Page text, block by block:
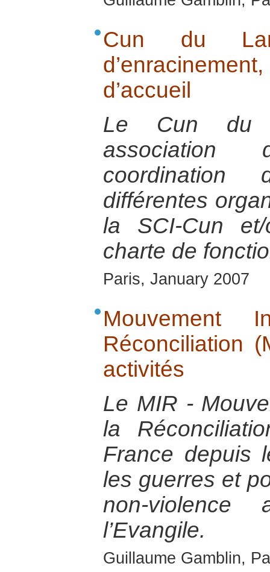
Cun du
d’accueil
Le Cun du
différentes
la SCI-Cun
charte de
Paris, January 2007
Mouvement
Réconciliation
activités
Le MIR -
la
France depuis
les guerres et
non-violence
l’Evangile.
Guillaume Gamblin,